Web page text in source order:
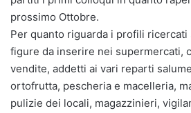
prossimo Ottobre.
Per quanto riguarda i profili
figure da inserire nei supermercati,
vendite, addetti ai vari reparti
ortofrutta, pescheria e macelleria,
pulizie dei locali, magazzinieri,